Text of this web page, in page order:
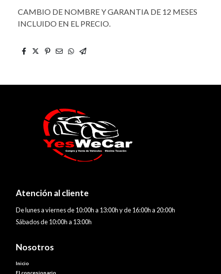
CAMBIO DE NOMBRE Y GARANTIA DE 12 MESES
INCLUIDO EN EL PRECIO.
Atención al cliente
De lunes a viernes de 10:00h a 13:00h y de 16:00h a 20:00h
Sábados de 10:00h a 13:00h
Nosotros
Inicio
El concesionario